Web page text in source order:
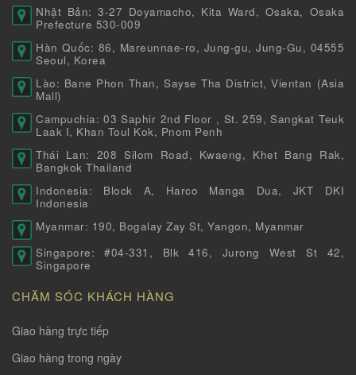
Nhật Bản: 3-27 Doyamacho, Kita Ward, Osaka, Osaka
Prefecture 530-009
Hàn Quốc: 86, Mareunnae-ro, Jung-gu, Jung-Gu, 04555
Seoul, Korea
Lào: Bane Phon Than, Sayse Tha District, Vientan (Asia
Mall)
Campuchia: 03 Saphir 2nd Floor , St. 259, Sangkat Teuk
Laak I, Khan Toul Kok, Pnom Penh
Thái Lan: 208 Silom Road, Kwaeng, Khet Bang Rak,
Bangkok Thailand
Indonesia: Block A, Harco Manga Dua, JKT DKI
Indonesia
Myanmar: 190, Bogalay Zay St, Yangon, Myanmar
Singapore: #04-331, Blk 416, Jurong West St 42,
Singapore
CHĂM SÓC KHÁCH HÀNG
Giao hàng trực tiếp
Giao hàng trong ngày